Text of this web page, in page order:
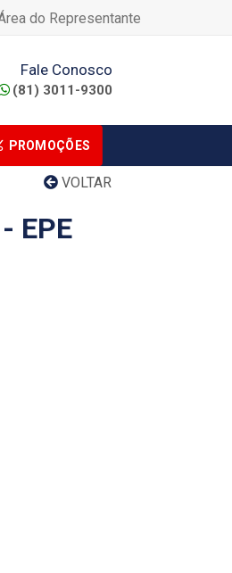
do Representante
Fale Conosco
(81) 3011-9300
PROMOÇÕES
VOLTAR
EPE